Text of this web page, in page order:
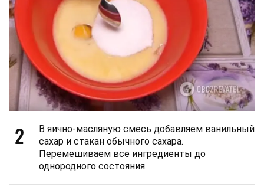
2
В яично-масляную смесь добавляем ванильный
сахар и стакан обычного сахара.
Перемешиваем все ингредиенты до
однородного состояния.